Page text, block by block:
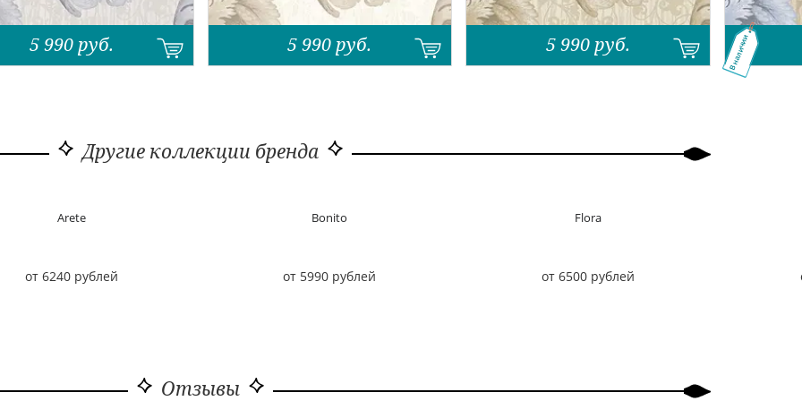
5 990руб. 5 990руб. 5 990руб. В наличии
Другие коллекции бренда
Arete
от 6240 рублей
Bonito
от 5990 рублей
Flora
от 6500 рублей
Отзывы